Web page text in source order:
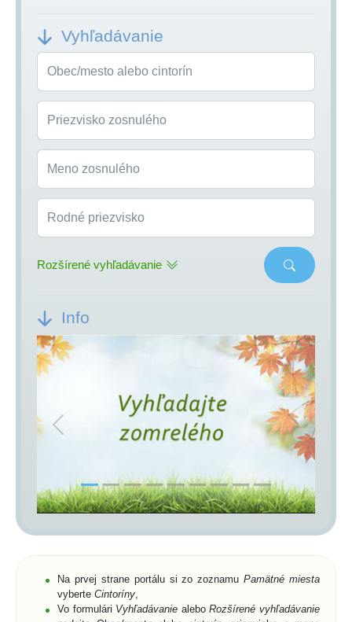
Vyhľadávanie
Obec/mesto alebo cintorín
Priezvisko zosnulého
Meno zosnulého
Rodné priezvisko
Rozšírené vyhľadávanie
Info
Previous Next
Na prvej strane portálu si zo zoznamuPamätné miesta
vyberte Cintoríny
Vo formulári Vyhľadávanie aleboRozšírené vyhľadávanie